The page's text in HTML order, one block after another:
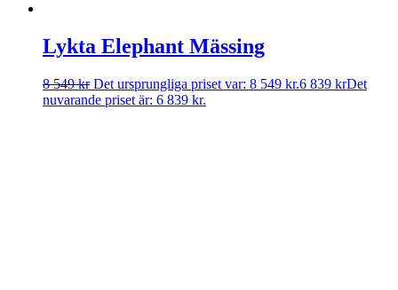
Lykta Elephant Mässing
8 549kr Det ursprungliga priset var: 8 549 kr.6 839 krDet
nuvarande priset är: 6 839 kr.